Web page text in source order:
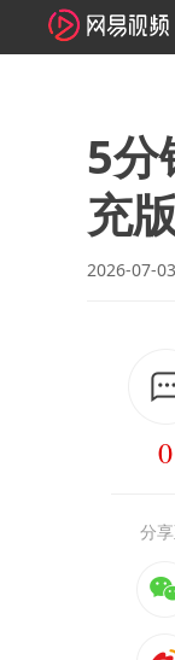
5分
充
2026-07-
0
分